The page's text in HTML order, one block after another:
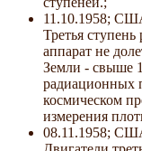
11.10.1958;
Третья
аппарат не
Земли - свыше
радиационных
космическом
измерения
08.11.1958;